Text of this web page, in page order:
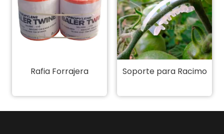
Soporte para Racimo
Sujetador Hook Para